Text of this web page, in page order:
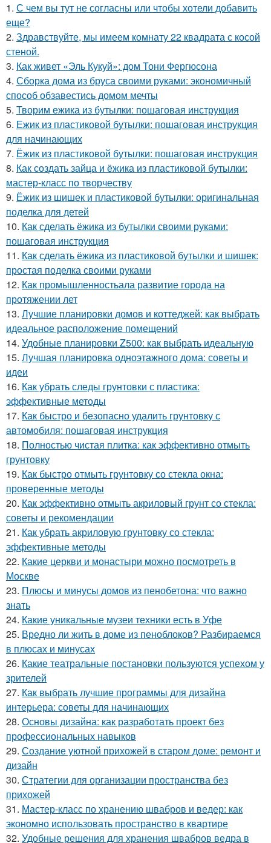
1. С чем вы тут не согласны или чтобы хотели добавить
еще?
2. Здравствуйте, мы имеем комнату 22 квадрата с косой
стеной.
3. Как живет «Эль Кукуй»: дом Тони Фергюсона
4. Сборка дома из бруса своими руками: экономичный
способ обзавестись домом мечты
5. Творим ежика из бутылки: пошаговая инструкция
6. Ежик из пластиковой бутылки: пошаговая инструкция
для начинающих
7. Ёжик из пластиковой бутылки: пошаговая инструкция
8. Как создать зайца и ёжика из пластиковой бутылки:
мастер-класс по творчеству
9. Ёжик из шишек и пластиковой бутылки: оригинальная
поделка для детей
10. Как сделать ёжика из бутылки своими руками:
пошаговая инструкция
11. Как сделать ёжика из пластиковой бутылки и шишек:
простая поделка своими руками
12. Как промышленностьала развитие города на
протяжении лет
13. Лучшие планировки домов и коттеджей: как выбрать
идеальное расположение помещений
14. Удобные планировки Z500: как выбрать идеальную
15. Лучшая планировка одноэтажного дома: советы и
идеи
16. Как убрать следы грунтовки с пластика:
эффективные методы
17. Как быстро и безопасно удалить грунтовку с
автомобиля: пошаговая инструкция
18. Полностью чистая плитка: как эффективно отмыть
грунтовку
19. Как быстро отмыть грунтовку со стекла окна:
проверенные методы
20. Как эффективно отмыть акриловый грунт со стекла:
советы и рекомендации
21. Как убрать акриловую грунтовку со стекла:
эффективные методы
22. Какие церкви и монастыри можно посмотреть в
Москве
23. Плюсы и минусы домов из пенобетона: что важно
знать
24. Какие уникальные музеи техники есть в Уфе
25. Вредно ли жить в доме из пеноблоков? Разбираемся
в плюсах и минусах
26. Какие театральные постановки пользуются успехом у
зрителей
27. Как выбрать лучшие программы для дизайна
интерьера: советы для начинающих
28. Основы дизайна: как разработать проект без
профессиональных навыков
29. Создание уютной прихожей в старом доме: ремонт и
дизайн
30. Стратегии для организации пространства без
прихожей
31. Мастер-класс по хранению швабров и ведер: как
экономно использовать пространство в квартире
32. Удобные решения для хранения швабров ведра в